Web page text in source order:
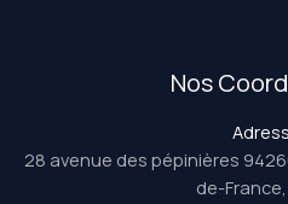
Nos
28 avenue des pépinières
de-